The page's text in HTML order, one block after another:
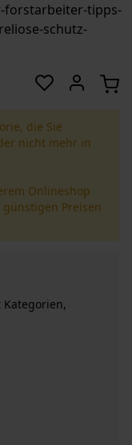
forstarbeiter-tipps-
schutz-
die Sie
nicht mehr in
Onlineshop
Preisen
Kategorien,